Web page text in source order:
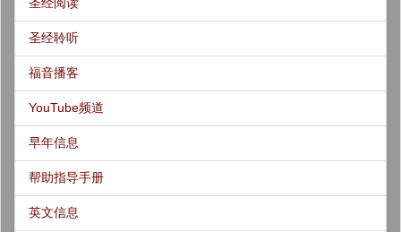
圣经聆听
福音播客
YouTube频道
早年信息
帮助指导手册
英文信息